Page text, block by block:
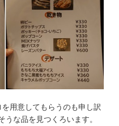
用意してもらうのも申し訳
うな品を見つくろいます。